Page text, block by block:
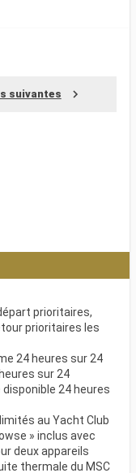
suivantes
prioritaires,
prioritaires les
24 heures sur 24
sur 24
24 heures
au Yacht Club
» inclus avec
deux appareils
thermale du MSC